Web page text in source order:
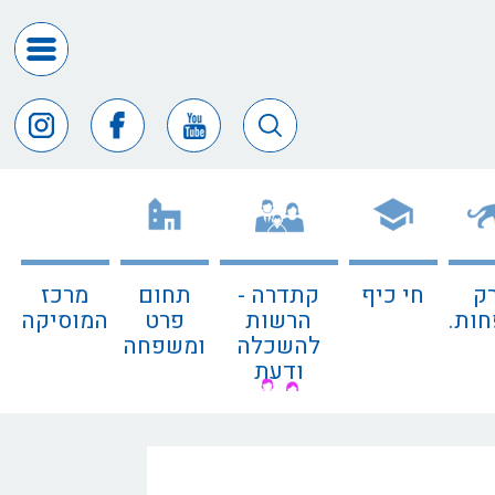
חופש
המידע
העיר
דבר
המנכ"ל
חי כיף קתדרה -
הרשות
להשכלה
ודעת
תחום
פרט
ומשפחה
מרכז
המוסיקה